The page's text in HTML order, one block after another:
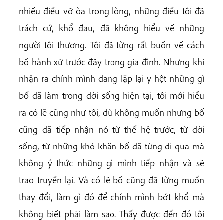
nhiều điều vỡ òa trong lòng, những điều tôi đã
trách cứ, khổ đau, đã không hiểu về những
người tôi thương. Tôi đã từng rất buồn về cách
bố hành xử trước đây trong gia đình. Nhưng khi
nhận ra chính mình đang lặp lại y hệt những gì
bố đã làm trong đời sống hiện tại, tôi mới hiểu
ra có lẽ cũng như tôi, dù không muốn nhưng bố
cũng đã tiếp nhận nó từ thế hệ trước, từ đời
sống, từ những khó khăn bố đã từng đi qua mà
không ý thức những gì mình tiếp nhận và sẽ
trao truyền lại. Và có lẽ bố cũng đã từng muốn
thay đổi, làm gì đó để chính mình bớt khổ mà
không biết phải làm sao. Thấy được đến đó tôi